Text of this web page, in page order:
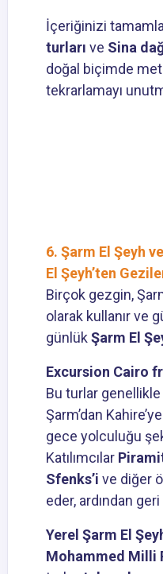
İçeriğinizi
turları ve Sina
doğal biçimde
tekrarlamayı
6. Şarm El Şeyh
El Şeyh’ten
Birçok gezgin,
olarak kullanır ve
günlük Şarm El
Excursion Cairo
Bu turlar
Şarm’dan
gece yolculuğu
Katılımcılar
Sfenks’i ve diğer
eder, ardından
Yerel Şarm El
Mohammed Milli